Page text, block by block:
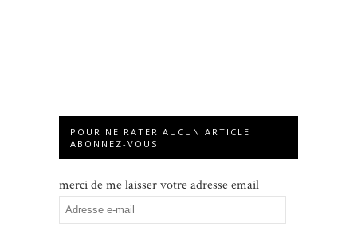
POUR NE RATER AUCUN ARTICLE
ABONNEZ-VOUS
merci de me laisser votre adresse email
Adresse